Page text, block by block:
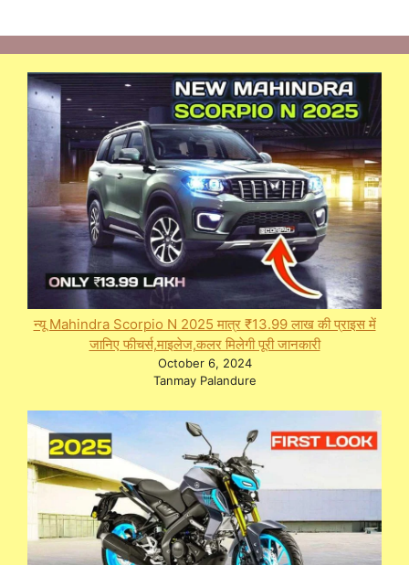
न्यू Mahindra Scorpio N 2025 मात्र ₹13.99 लाख की प्राइस में
जानिए फीचर्स,माइलेज,कलर मिलेगी पूरी जानकारी
October 6, 2024
Tanmay Palandure